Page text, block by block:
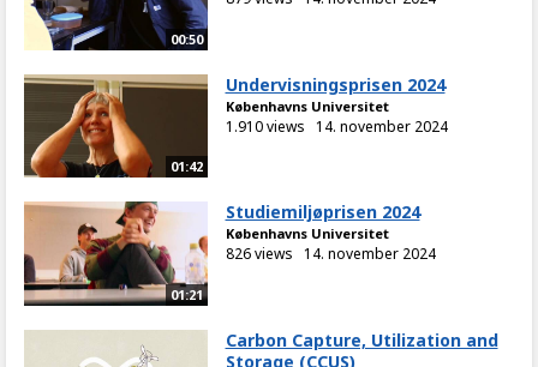
00:50
01:42
Undervisningsprisen 2024
Københavns Universitet
1.910 views 14. november 2024
01:21
Studiemiljøprisen 2024
Københavns Universitet
826 views 14. november 2024
Carbon Capture, Utilization and
Storage (CCUS)